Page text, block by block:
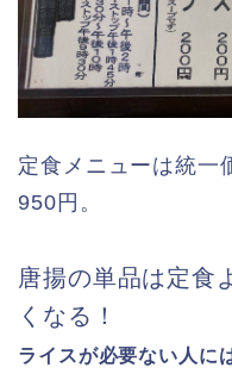
定食メニューは統一
950円。
唐揚の単品は定食
くなる！
ライスが必要ない人に